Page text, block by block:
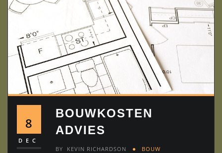
8
DEC
BOUWKOSTEN
ADVIES
BY KEVIN RICHARDSON BOUW